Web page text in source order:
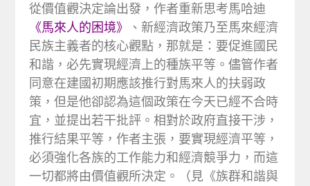
從價值觀決定論出發，作者重新思考馬哈迪
《馬來人的困境》
、新經濟政策乃至馬來經濟
民族主義者的核心觀點，那就是：要促進國民
和諧，必先實現經濟上的種族平等。儘管作者
同意在建國初期應該推行對馬來人的扶弱政
策，但是他卻認為這個政策在今天已經不合時
宜，並提出若干批評。相對於政府直接干涉，
推行結果平等，作者主張，要實現經濟平等，
必須強化各族的工作能力和經濟競爭力，而這
一切都將由價值觀所決定。（見《族群和諧與